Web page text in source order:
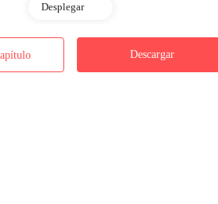
Desplegar
Descargar